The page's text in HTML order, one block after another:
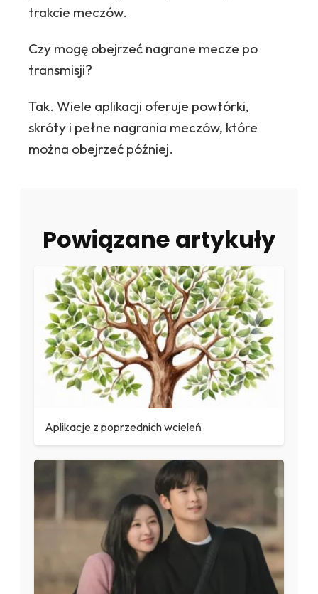
trakcie meczów.
Czy mogę obejrzeć nagrane mecze po
transmisji?
Tak. Wiele aplikacji oferuje powtórki,
skróty i pełne nagrania meczów, które
można obejrzeć później.
Powiązane artykuły
Aplikacje z poprzednich wcieleń